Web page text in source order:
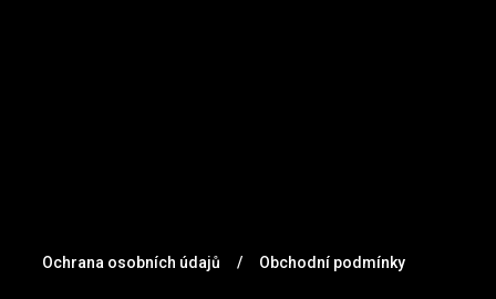
Ochrana osobních údajů / Obchodní podmínky